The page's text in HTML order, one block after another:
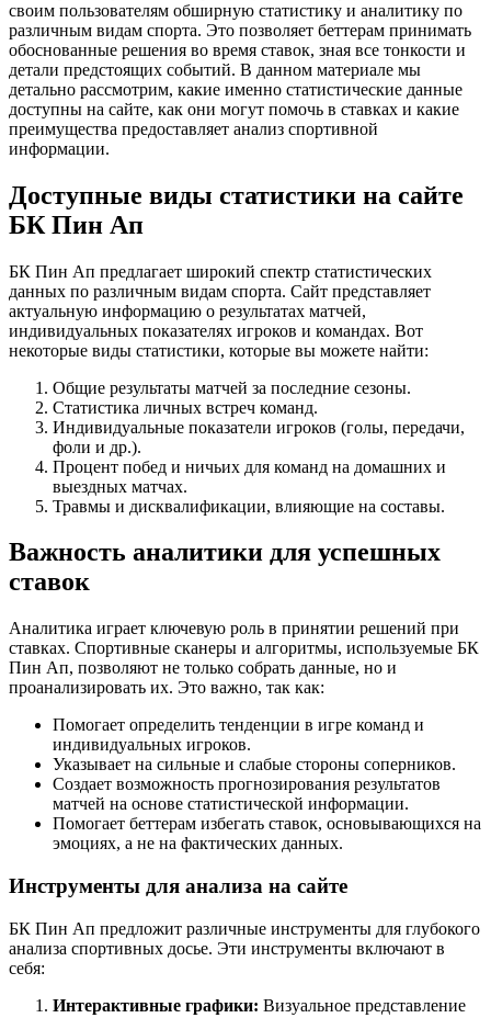
своим пользователям обширную статистику и аналитику по
различным видам спорта. Это позволяет беттерам принимать
обоснованные решения во время ставок, зная все тонкости и
детали предстоящих событий. В данном материале мы
детально рассмотрим, какие именно статистические данные
доступны на сайте, как они могут помочь в ставках и какие
преимущества предоставляет анализ спортивной
информации.
Доступные виды статистики на сайте
БК Пин Ап
БК Пин Ап предлагает широкий спектр статистических
данных по различным видам спорта. Сайт представляет
актуальную информацию о результатах матчей,
индивидуальных показателях игроков и командах. Вот
некоторые виды статистики, которые вы можете найти:
Общие результаты матчей за последние сезоны.
Статистика личных встреч команд.
Индивидуальные показатели игроков (голы, передачи,
фоли и др.).
Процент побед и ничьих для команд на домашних и
выездных матчах.
Травмы и дисквалификации, влияющие на составы.
Важность аналитики для успешных
ставок
Аналитика играет ключевую роль в принятии решений при
ставках. Спортивные сканеры и алгоритмы, используемые БК
Пин Ап, позволяют не только собрать данные, но и
проанализировать их. Это важно, так как:
Помогает определить тенденции в игре команд и
индивидуальных игроков.
Указывает на сильные и слабые стороны соперников.
Создает возможность прогнозирования результатов
матчей на основе статистической информации.
Помогает беттерам избегать ставок, основывающихся на
эмоциях, а не на фактических данных.
Инструменты для анализа на сайте
БК Пин Ап предложит различные инструменты для глубокого
анализа спортивных досье. Эти инструменты включают в
себя:
Интерактивные графики: Визуальное представление